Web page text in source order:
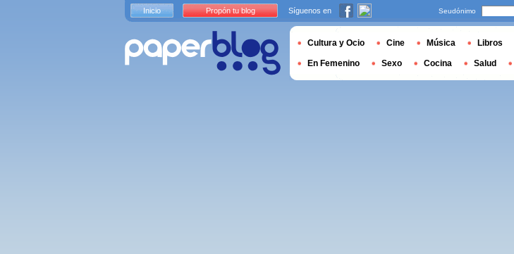
Inicio Propón tu blog Síguenos en Seudónimo
Cultura y Ocio Cine Música Libros
En Femenino Sexo Cocina Salud